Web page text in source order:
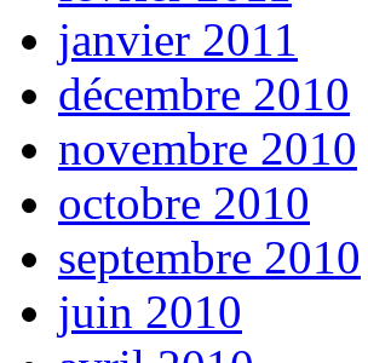
janvier 2011
décembre 2010
novembre 2010
octobre 2010
septembre 2010
juin 2010